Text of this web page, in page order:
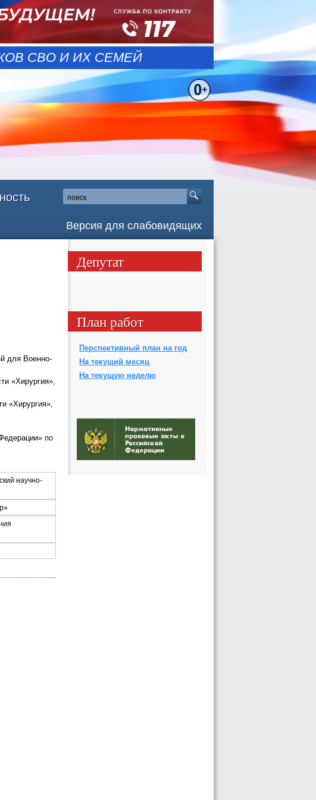
СВО И ИХ СЕМЕЙ
Версия для слабовидящих
для Военно-
«Хирургия»,
«Хирургия»,
по
научно-
Депутат
План работ
Перспективный план на год
На текущий месяц
На текущую неделю